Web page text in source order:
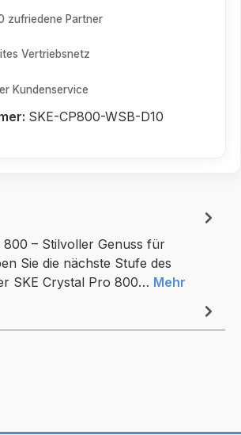
zufriedene Partner
Vertriebsnetz
Kundenservice
SKE-CP800-WSB-D10
800 – Stilvoller Genuss für
Sie die nächste Stufe des
SKE Crystal Pro 800… Mehr